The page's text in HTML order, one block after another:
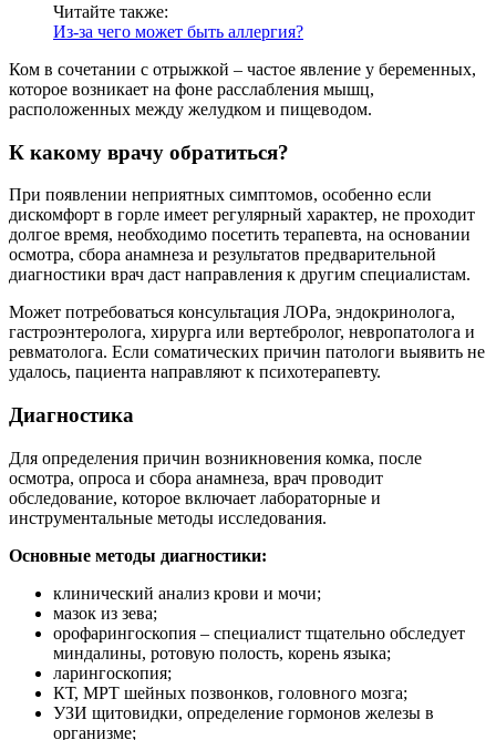
Читайте также:
Из-за чего может быть аллергия?
Ком в сочетании с отрыжкой – частое явление у беременных,
которое возникает на фоне расслабления мышц,
расположенных между желудком и пищеводом.
К какому врачу обратиться?
При появлении неприятных симптомов, особенно если
дискомфорт в горле имеет регулярный характер, не проходит
долгое время, необходимо посетить терапевта, на основании
осмотра, сбора анамнеза и результатов предварительной
диагностики врач даст направления к другим специалистам.
Может потребоваться консультация ЛОРа, эндокринолога,
гастроэнтеролога, хирурга или вертебролог, невропатолога и
ревматолога. Если соматических причин патологи выявить не
удалось, пациента направляют к психотерапевту.
Диагностика
Для определения причин возникновения комка, после
осмотра, опроса и сбора анамнеза, врач проводит
обследование, которое включает лабораторные и
инструментальные методы исследования.
Основные методы диагностики:
клинический анализ крови и мочи;
мазок из зева;
орофарингоскопия – специалист тщательно обследует
миндалины, ротовую полость, корень языка;
ларингоскопия;
КТ, МРТ шейных позвонков, головного мозга;
УЗИ щитовидки, определение гормонов железы в
организме;